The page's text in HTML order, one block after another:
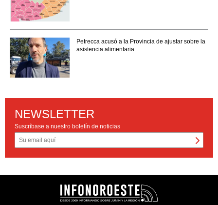
Petrecca acusó a la Provincia de ajustar sobre la
asistencia alimentaria
NEWSLETTER
Suscríbase a nuestro boletín de noticias